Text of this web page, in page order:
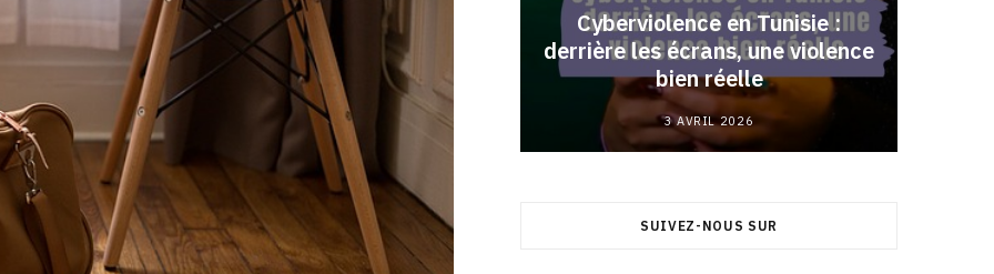
CHARGE MENTALE
Stress après le travail :
comment relâcher la pression
9 JANVIER 2026
Cyberviolence en Tunisie :
derrière les écrans, une violence
bien réelle
3 AVRIL 2026
SUIVEZ-NOUS SUR